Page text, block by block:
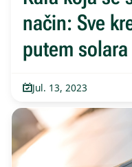
način: Sve
putem solara
Jul. 13, 2023